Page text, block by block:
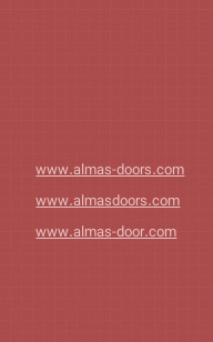
www.almas-doors.com
www.almasdoors.com
www.almas-door.com